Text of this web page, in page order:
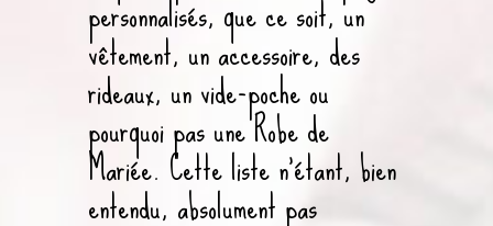
personnalisés, que ce soit, un
vêtement, un accessoire, des
rideaux, un vide-poche ou
pourquoi pas une Robe de
Mariée. Cette liste n’étant, bien
entendu, absolument pas